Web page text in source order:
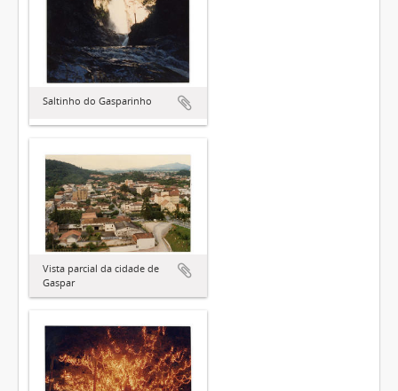
Saltinho do Gasparinho
Vista parcial da cidade de
Gaspar